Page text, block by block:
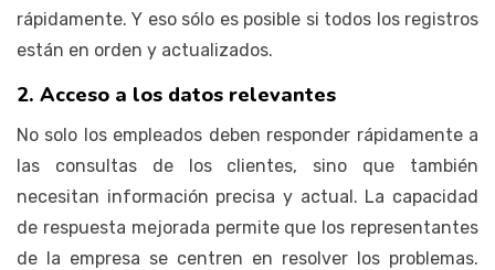
rápidamente. Y eso sólo es posible si todos los registros
están en orden y actualizados.
2. Acceso a los datos relevantes
No solo los empleados deben responder rápidamente a
las consultas de los clientes, sino que también
necesitan información precisa y actual. La capacidad
de respuesta mejorada permite que los representantes
de la empresa se centren en resolver los problemas.